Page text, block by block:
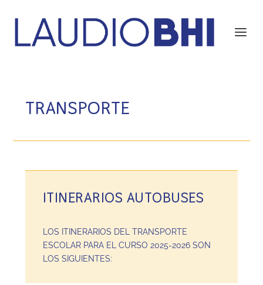
TRANSPORTE
ITINERARIOS AUTOBUSES
LOS ITINERARIOS DEL TRANSPORTE
ESCOLAR PARA EL CURSO 2025-2026 SON
LOS SIGUIENTES: